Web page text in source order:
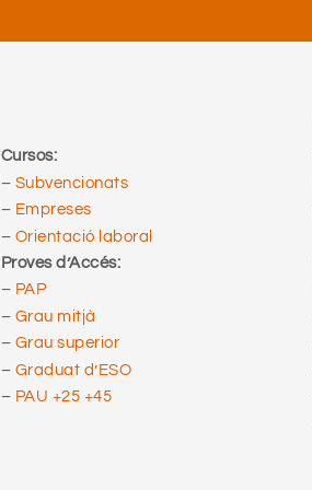
Cursos:
– Subvencionats
– Empreses
– Orientació laboral
Proves d’Accés:
– PAP
– Grau mitjà
– Grau superior
– Graduat d’ESO
– PAU +25 +45